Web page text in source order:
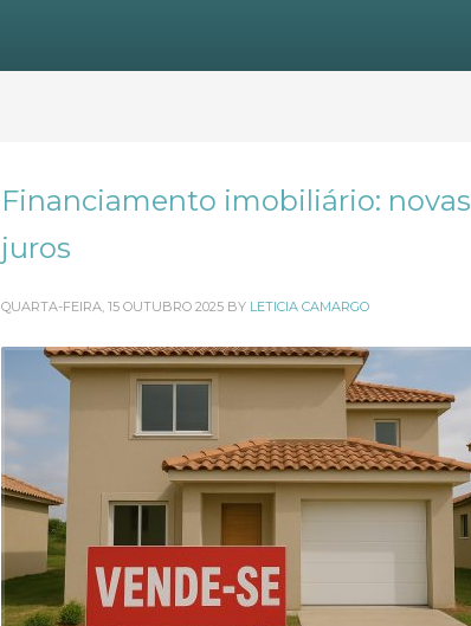
Financiamento imobiliário:
juros
QUARTA-FEIRA, 15 OUTUBRO 2025 BY LETICIA CAMARGO